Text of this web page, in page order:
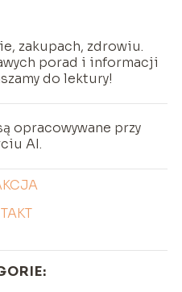
zakupach, zdrowiu.
porad i informacji
do lektury!
opracowywane przy
AI.